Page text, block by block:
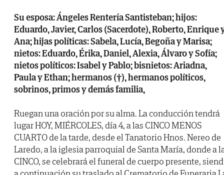
Su esposa: Ángeles Rentería Santisteban; hijos:
Eduardo, Javier, Carlos (Sacerdote), Roberto, Enrique
Ana; hijas políticas: Sabela, Lucía, Begoña y Marisa;
nietos: Eduardo, Érika, Daniel, Alexia, Álvaro y Sofía;
nietos políticos: Isabel y Pablo; bisnietos: Ariadna,
Paula y Ethan; hermanos (†), hermanos políticos,
sobrinos, primos y demás familia,
Ruegan una oración por su alma. La conducción tendrá
lugar HOY, MIÉRCOLES, día 4, a las CINCO MENOS
CUARTO de la tarde, desde el Tanatorio Hnos. Nereo de
Laredo, a la iglesia parroquial de Santa María, donde a
CINCO, se celebrará el funeral de cuerpo presente,